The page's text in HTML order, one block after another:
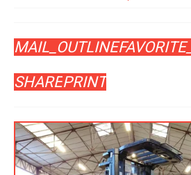
MAIL_OUTLINE
SHAREPRINT